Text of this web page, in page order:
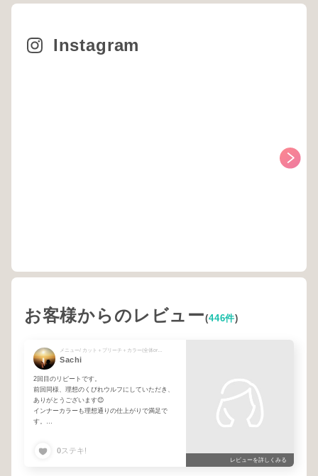
Instagram
お客様からのレビュー(446件)
Sachi
2回目のリピートです。
前回同様、理想のくびれウルフにしていただき、
ありがとうございます😊
インナーカラーも理想通りの仕上がりで満足で
す。
0ステキ!
レビューを詳しくみる